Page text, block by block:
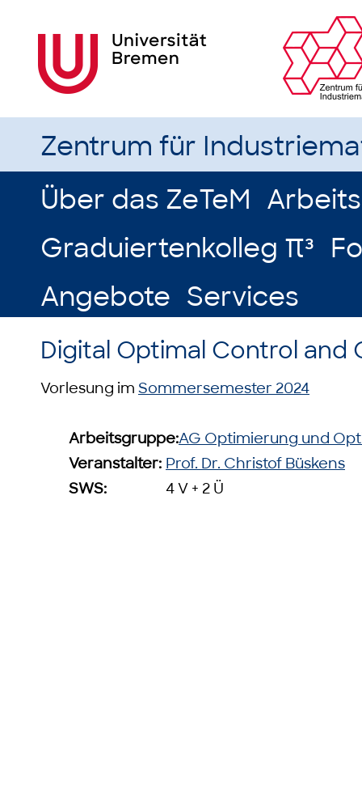
Zentrum für
Über das ZeTeM
Graduiertenkolleg π³
Angebote Services
Digital Optimal Control
Vorlesung im Sommersemester 2024
Arbeitsgruppe:AG Optimierung und
Veranstalter: Prof. Dr. Christof Büskens
SWS:
4 V + 2 Ü